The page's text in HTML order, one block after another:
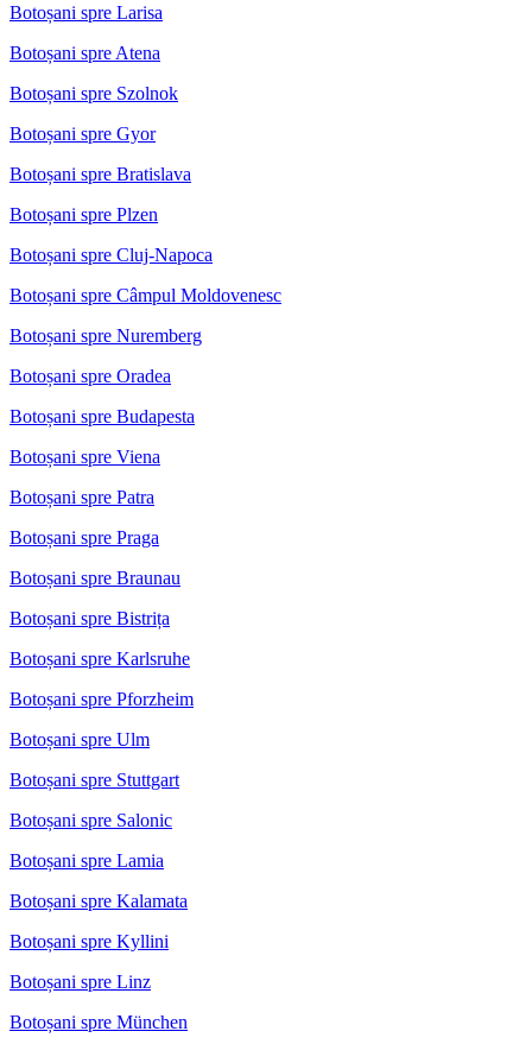
Botoșani spre Larisa
Botoșani spre Atena
Botoșani spre Szolnok
Botoșani spre Gyor
Botoșani spre Bratislava
Botoșani spre Plzen
Botoșani spre Cluj-Napoca
Botoșani spre Câmpul Moldovenesc
Botoșani spre Nuremberg
Botoșani spre Oradea
Botoșani spre Budapesta
Botoșani spre Viena
Botoșani spre Patra
Botoșani spre Praga
Botoșani spre Braunau
Botoșani spre Bistrița
Botoșani spre Karlsruhe
Botoșani spre Pforzheim
Botoșani spre Ulm
Botoșani spre Stuttgart
Botoșani spre Salonic
Botoșani spre Lamia
Botoșani spre Kalamata
Botoșani spre Kyllini
Botoșani spre Linz
Botoșani spre München